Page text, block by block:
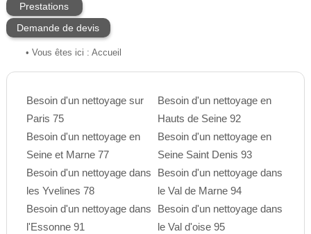
Prestations
Demande de devis
• Vous êtes ici : Accueil
Besoin d'un nettoyage sur
Paris 75
Besoin d'un nettoyage en
Seine et Marne 77
Besoin d'un nettoyage dans
les Yvelines 78
Besoin d'un nettoyage dans
l'Essonne 91
Besoin d'un nettoyage en
Hauts de Seine 92
Besoin d'un nettoyage en
Seine Saint Denis 93
Besoin d'un nettoyage dans
le Val de Marne 94
Besoin d'un nettoyage dans
le Val d'oise 95